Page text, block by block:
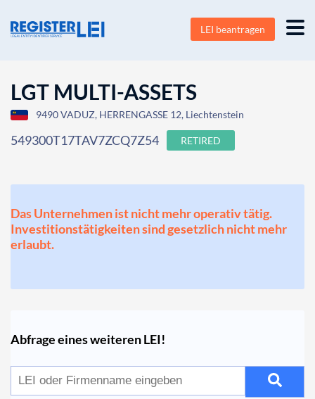
LEI beantragen
LGT MULTI-ASSETS
9490 VADUZ, HERRENGASSE 12, Liechtenstein
549300T17TAV7ZCQ7Z54 RETIRED
Das Unternehmen ist nicht mehr operativ tätig.
Investitionstätigkeiten sind gesetzlich nicht mehr
erlaubt.
Abfrage eines weiteren LEI!